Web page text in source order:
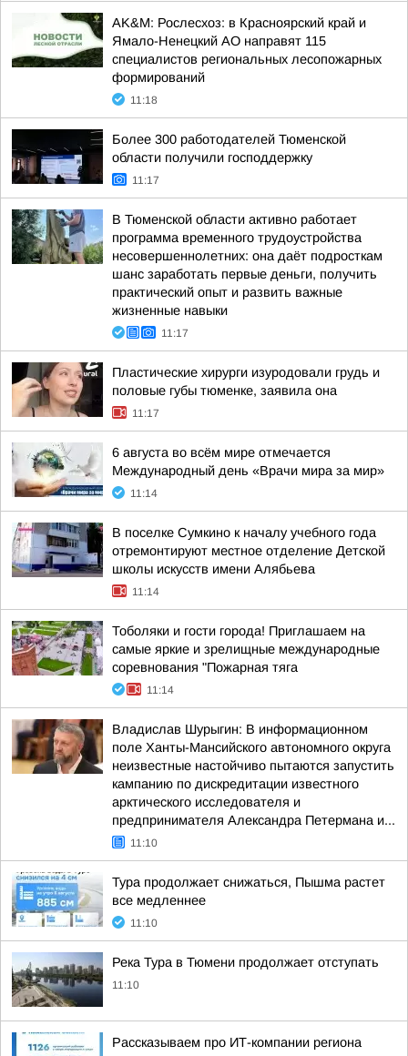
AK&M: Рослесхоз: в Красноярский край и
Ямало-Ненецкий АО направят 115
специалистов региональных лесопожарных
формирований
11:18
Более 300 работодателей Тюменской
области получили господдержку
11:17
В Тюменской области активно работает
программа временного трудоустройства
несовершеннолетних: она даёт подросткам
шанс заработать первые деньги, получить
практический опыт и развить важные
жизненные навыки
11:17
Пластические хирурги изуродовали грудь и
половые губы тюменке, заявила она
11:17
6 августа во всём мире отмечается
Международный день «Врачи мира за мир»
11:14
В поселке Сумкино к началу учебного года
отремонтируют местное отделение Детской
школы искусств имени Алябьева
11:14
Тоболяки и гости города! Приглашаем на
самые яркие и зрелищные международные
соревнования "Пожарная тяга
11:14
Владислав Шурыгин: В информационном
поле Ханты-Мансийского автономного округа
неизвестные настойчиво пытаются запустить
кампанию по дискредитации известного
арктического исследователя и
предпринимателя Александра Петермана и...
11:10
Тура продолжает снижаться, Пышма растет
все медленнее
11:10
Река Тура в Тюмени продолжает отступать
11:10
Рассказываем про ИТ-компании региона